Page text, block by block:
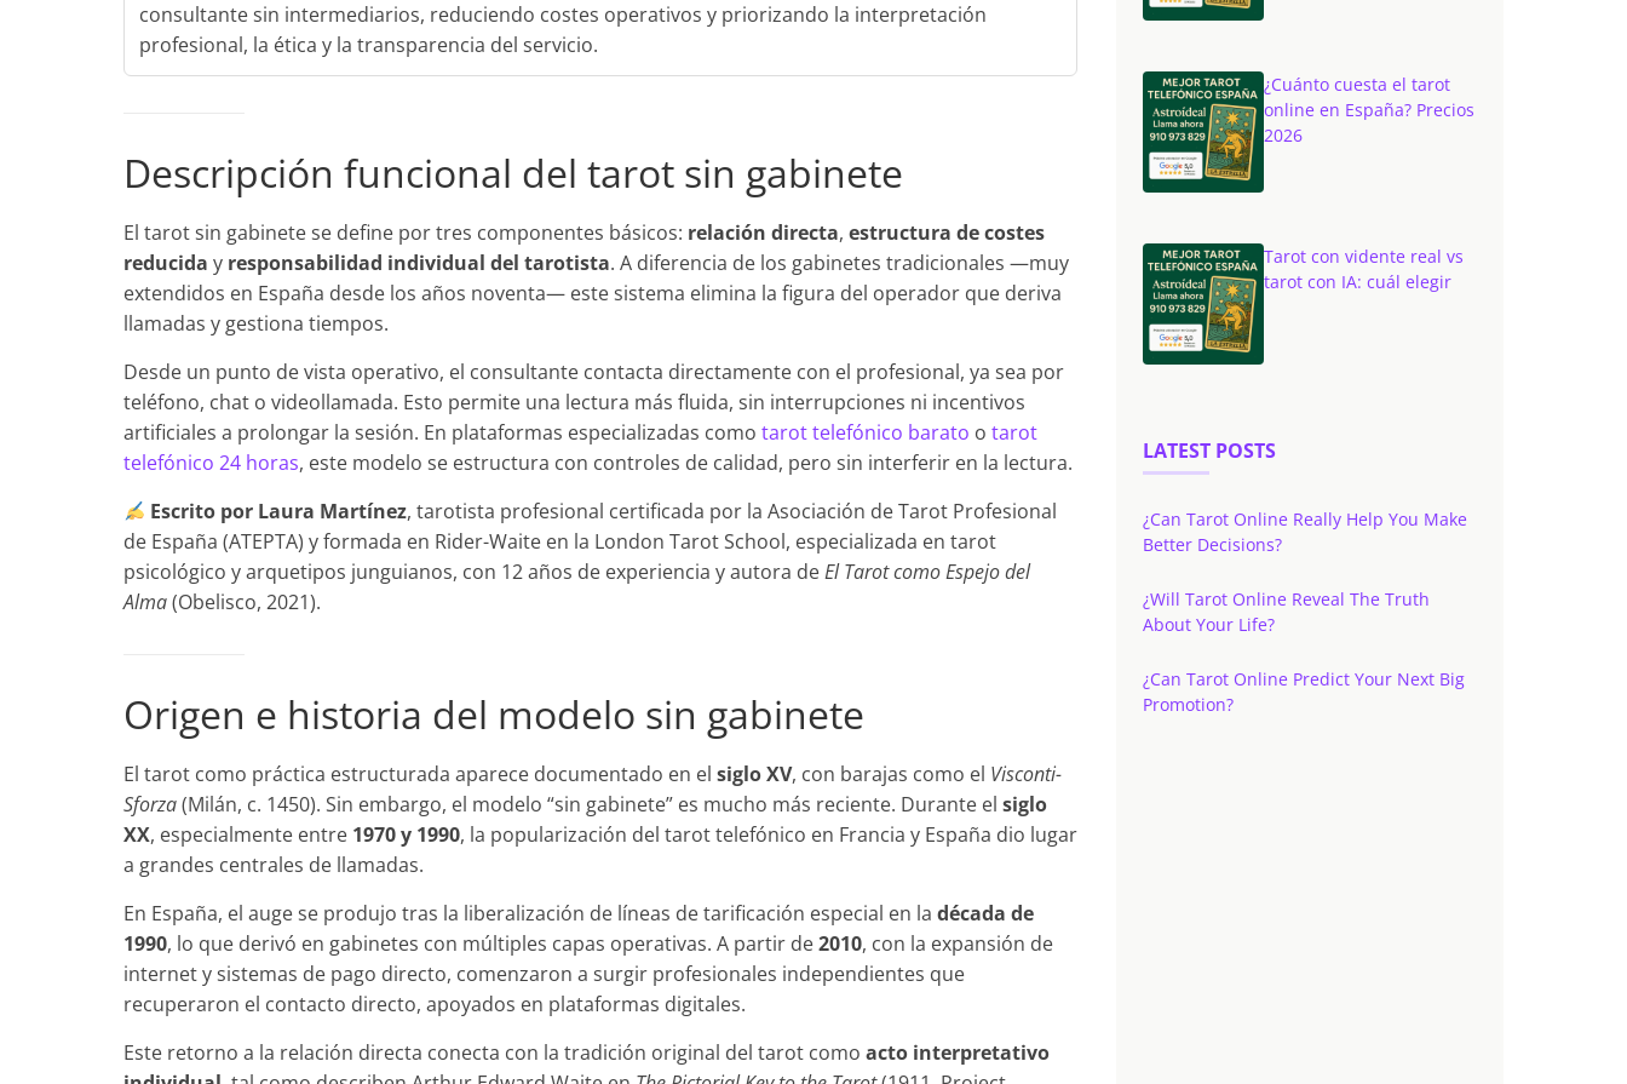
consultante sin intermediarios, reduciendo costes operativos y priorizando la interpretación
profesional, la ética y la transparencia del servicio.
Descripción funcional del tarot sin gabinete
El tarot sin gabinete se define por tres componentes básicos: relación directa, estructura de costes
reducida y responsabilidad individual del tarotista. A diferencia de los gabinetes tradicionales —muy
extendidos en España desde los años noventa— este sistema elimina la figura del operador que deriva
llamadas y gestiona tiempos.
Desde un punto de vista operativo, el consultante contacta directamente con el profesional, ya sea por
teléfono, chat o videollamada. Esto permite una lectura más fluida, sin interrupciones ni incentivos
artificiales a prolongar la sesión. En plataformas especializadas como tarot telefónico barato o tarot
telefónico 24 horas, este modelo se estructura con controles de calidad, pero sin interferir en la lectura.
Escrito por Laura Martínez, tarotista profesional certificada por la Asociación de Tarot Profesional
de España (ATEPTA) y formada en Rider-Waite en la London Tarot School, especializada en tarot
psicológico y arquetipos junguianos, con 12 años de experiencia y autora deEl Tarot como Espejo del
Alma(Obelisco, 2021).
Origen e historia del modelo sin gabinete
El tarot como práctica estructurada aparece documentado en el siglo XV, con barajas como el Visconti-
Sforza(Milán, c. 1450). Sin embargo, el modelo “sin gabinete” es mucho más reciente. Durante el siglo
XX, especialmente entre 1970 y 1990, la popularización del tarot telefónico en Francia y España dio lugar
a grandes centrales de llamadas.
En España, el auge se produjo tras la liberalización de líneas de tarificación especial en la década de
1990, lo que derivó en gabinetes con múltiples capas operativas. A partir de2010, con la expansión de
internet y sistemas de pago directo, comenzaron a surgir profesionales independientes que
recuperaron el contacto directo, apoyados en plataformas digitales.
Este retorno a la relación directa conecta con la tradición original del tarot como acto interpretativo
¿Cuánto cuesta el tarot
online en España? Precios
2026
Tarot con vidente real vs
tarot con IA: cuál elegir
LATEST POSTS
¿Can Tarot Online Really Help You Make
Better Decisions?
¿Will Tarot Online Reveal The Truth
About Your Life?
¿Can Tarot Online Predict Your Next Big
Promotion?